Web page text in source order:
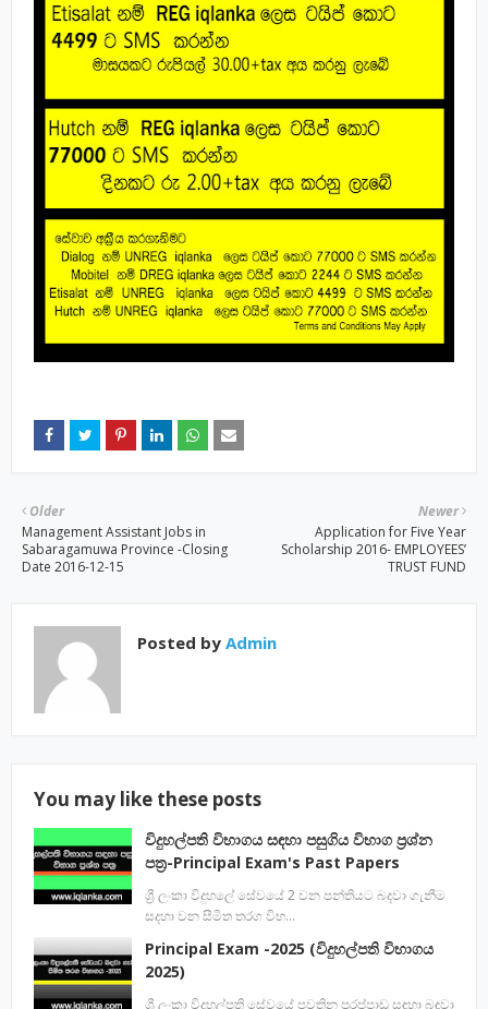
Newer
Application for Five Year
Scholarship 2016- EMPLOYEES’
TRUST FUND
Older
Management Assistant Jobs in
Sabaragamuwa Province -Closing
Date 2016-12-15
Posted by Admin
You may like these posts
විදුහල්පති විභාගය සඳහා පසුගිය විභාග ප්‍රශ්න
පත්‍ර-Principal Exam's Past Papers
ශ්‍රී ලංකා විදුහලේ සේවයේ 2 වන පන්තියට බදවා ගැනීම
සදහා වන සීමිත තරග විභ…
Principal Exam -2025 (විදුහල්පති විභාගය
2025)
ශ්‍රී ලංකා විදුහල්පති සේවයේ පවතින පුරප්පාඩු සඳහා බඳවා